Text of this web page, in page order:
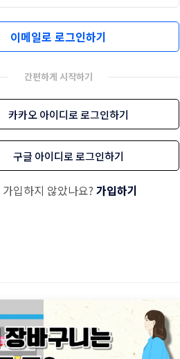
이메일로 로그인하기
간편하게 시작하기
카카오 아이디로 로그인하기
구글 아이디로 로그인하기
입하지 않았나요? 가입하기